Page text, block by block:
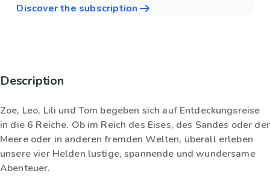
Discover the subscription
Description
Zoe, Leo, Lili und Tom begeben sich auf Entdeckungsreise
in die 6 Reiche. Ob im Reich des Eises, des Sandes oder der
Meere oder in anderen fremden Welten, überall erleben
unsere vier Helden lustige, spannende und wundersame
Abenteuer.